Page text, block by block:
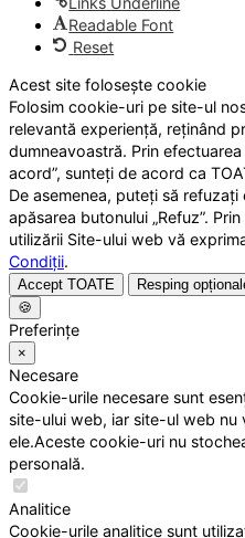
Readable Font
Reset
Acest site folosește cookie
Folosim cookie-uri pe site-ul
relevantă experiență, reținând
dumneavoastră. Prin
acord”, sunteți de acord ca
De asemenea, puteți să
apăsarea butonului „Refuz”.
utilizării Site-ului web vă
Condiții.
Accept TOATE Resping
🍪
Preferințe
×
Necesare
Cookie-urile necesare sunt
site-ului web, iar site-ul web nu
ele.Aceste cookie-uri nu
personală.
Analitice
Cookie-urile analitice sunt